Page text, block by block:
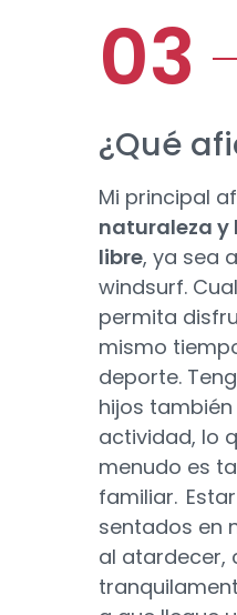
¿Qué
Mi principal
naturaleza y
libre, ya sea
windsurf.
permita
mismo
deporte.
hijos
actividad, lo
menudo es
familiar.
sentados en
al atardecer,